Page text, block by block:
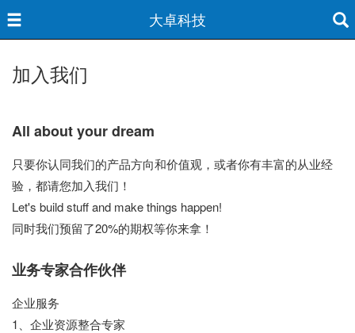
大卓科技
加入我们
All about your dream
只要你认同我们的产品方向和价值观，或者你有丰富的从业经
验，都请您加入我们！
Let's build stuff and make things happen!
同时我们预留了20%的期权等你来拿！
业务专家合作伙伴
企业服务
1、企业资源整合专家